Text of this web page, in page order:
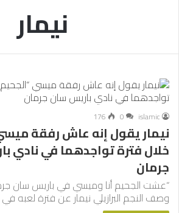
نيمار
islamic
0
176
نيمار يقول إنه عاش رفقة
خلال فترة تواجدهما في نادي
جرمان
“عشت الجحيم أنا وميسي في باريس سان
وصف النجم البرازيلي نيمار عن فترة